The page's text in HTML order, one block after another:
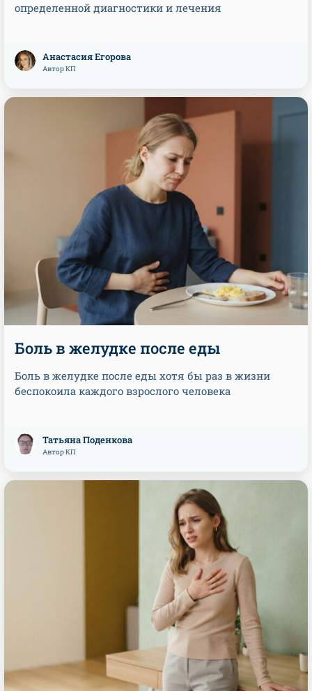
определенной диагностики и лечения
Анастасия Егорова
Автор КП
Боль в желудке после еды
Боль в желудке после еды хотя бы раз в жизни
беспокоила каждого взрослого человека
Татьяна Поденкова
Автор КП